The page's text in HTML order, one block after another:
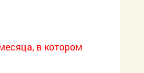
в котором